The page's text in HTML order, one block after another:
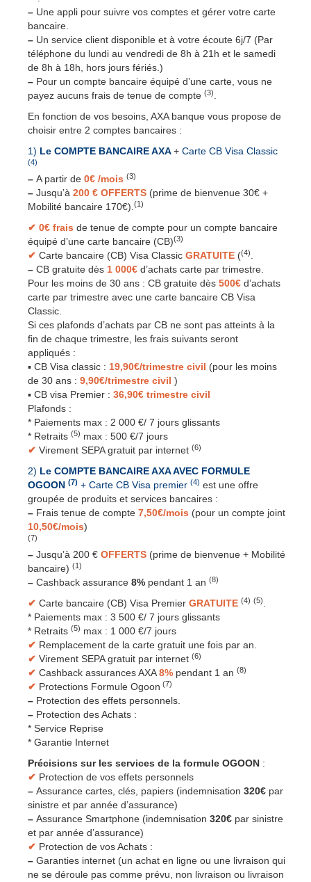
– Une appli pour suivre vos comptes et gérer votre carte
bancaire.
– Un service client disponible et à votre écoute 6j/7 (Par
téléphone du lundi au vendredi de 8h à 21h et le samedi
de 8h à 18h, hors jours fériés.)
– Pour un compte bancaire équipé d’une carte, vous ne
payez aucuns frais de tenue de compte (3)
En fonction de vos besoins, AXA banque vous propose de
choisir entre 2 comptes bancaires :
1) Le COMPTE BANCAIRE AXA+ Carte CB Visa Classic
(4)
– A partir de 0€ /mois (3)
– Jusqu’à 200 € OFFERTS (prime de bienvenue 30€ +
Mobilité bancaire 170€). (1)
✔ 0€ frais de tenue de compte pour un compte bancaire
équipé d’une carte bancaire (CB)(3)
✔ Carte bancaire (CB) Visa Classic GRATUITE ((4)
– CB gratuite dès 1 000€ d’achats carte par trimestre.
Pour les moins de 30 ans : CB gratuite dès 500€ d’achats
carte par trimestre avec une carte bancaire CB Visa
Classic.
Si ces plafonds d’achats par CB ne sont pas atteints à la
fin de chaque trimestre, les frais suivants seront
appliqués :
▪ CB Visa classic : 19,90€/trimestre civil (pour les moins
de 30 ans : 9,90€/trimestre civil )
▪ CB visa Premier : 36,90€ trimestre civil
Plafonds :
* Paiements max : 2 000 €/ 7 jours glissants
* Retraits (5) max : 500 €/7 jours
✔ Virement SEPA gratuit par internet (6)
2) Le COMPTE BANCAIRE AXA AVEC FORMULE
OGOON (7) + Carte CB Visa premier (4) est une offre
groupée de produits et services bancaires :
– Frais tenue de compte 7,50€/mois (pour un compte joint
10,50€/mois)
(7)
– Jusqu’à 200 € OFFERTS (prime de bienvenue + Mobilité
bancaire) (1)
– Cashback assurance 8% pendant 1 an (8)
✔ Carte bancaire (CB) Visa Premier GRATUITE (4) (5)
* Paiements max : 3 500 €/ 7 jours glissants
* Retraits (5) max : 1 000 €/7 jours
✔ Remplacement de la carte gratuit une fois par an.
✔ Virement SEPA gratuit par internet (6)
✔ Cashback assurances AXA8% pendant 1 an (8)
✔ Protections Formule Ogoon (7)
– Protection des effets personnels.
– Protection des Achats :
* Service Reprise
* Garantie Internet
Précisions sur les services de la formule OGOON :
✔ Protection de vos effets personnels
– Assurance cartes, clés, papiers (indemnisation 320€ par
sinistre et par année d’assurance)
– Assurance Smartphone (indemnisation 320€ par sinistre
et par année d’assurance)
✔ Protection de vos Achats :
– Garanties internet (un achat en ligne ou une livraison qui
ne se déroule pas comme prévu, non livraison ou livraison